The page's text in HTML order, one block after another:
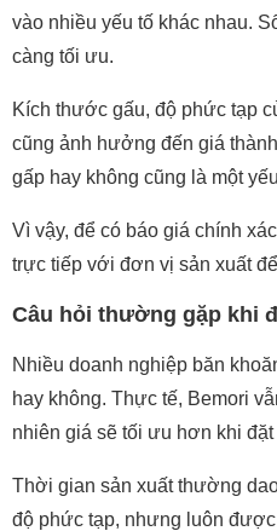
vào nhiều yếu tố khác nhau.
càng tối ưu.
Kích thước gấu, độ phức tạp
cũng ảnh hưởng đến giá
gấp hay không cũng là một
Vì vậy, để có báo giá chính
trực tiếp với đơn vị sản xuất
Câu hỏi thường gặp khi
Nhiều doanh nghiệp băn
hay không. Thực tế, Bemori
nhiên giá sẽ tối ưu hơn khi
Thời gian sản xuất thường
độ phức tạp, nhưng luôn